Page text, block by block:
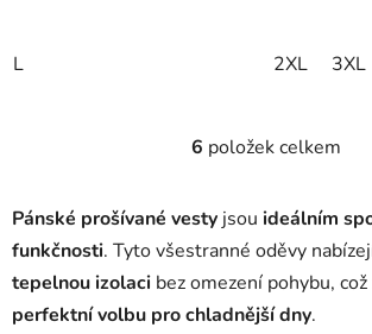
L 2XL 3XL
O
l
á
d
a
c
6 položek celkem
Pánské prošívané vesty jsou ideálním
funkčnosti. Tyto všestranné oděvy
tepelnou izolaci bez omezení pohybu,
perfektní volbu pro chladnější dny.